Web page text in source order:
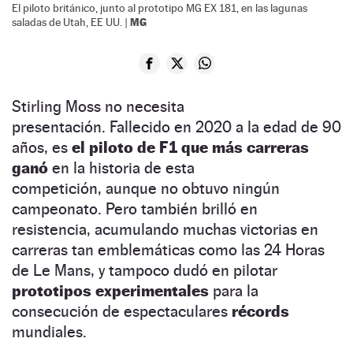
El piloto británico, junto al prototipo MG EX 181, en las lagunas
saladas de Utah, EE UU. | MG
Stirling Moss no necesita
presentación. Fallecido en 2020 a la edad de 90
años, es el piloto de F1 que más carreras
ganó en la historia de esta
competición, aunque no obtuvo ningún
campeonato. Pero también brilló en
resistencia, acumulando muchas victorias en
carreras tan emblemáticas como las 24 Horas
de Le Mans, y tampoco dudó en pilotar
prototipos experimentales para la
consecución de espectaculares récords
mundiales.